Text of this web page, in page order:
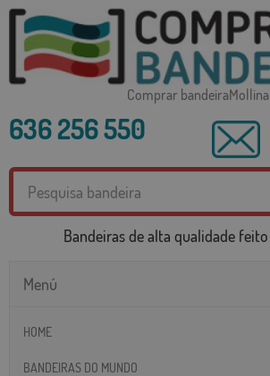
Comprar bandeiraMollina
636 256 550
Bandeiras de alta qualidade
Menú
HOME
BANDEIRAS DO MUNDO